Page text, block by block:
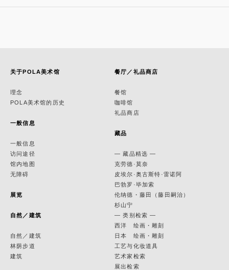
关于POLA美术馆
理念
POLA美术馆的历史
一般信息
一般信息
访问途径
馆内地图
无障碍
展览
自然／建筑
自然／建筑
林荫步道
建筑
餐厅／礼品商店
餐馆
咖啡馆
礼品商店
藏品
— 藏品精选 —
克劳德·莫奈
皮埃尔·奥古斯特·雷诺阿
巴勃罗·毕加索
伦纳德・藤田（藤田嗣治）
杉山宁
— 类别检索 —
西洋 绘画・雕刻
日本 绘画・雕刻
工艺与化妆道具
艺术家检索
展出检索